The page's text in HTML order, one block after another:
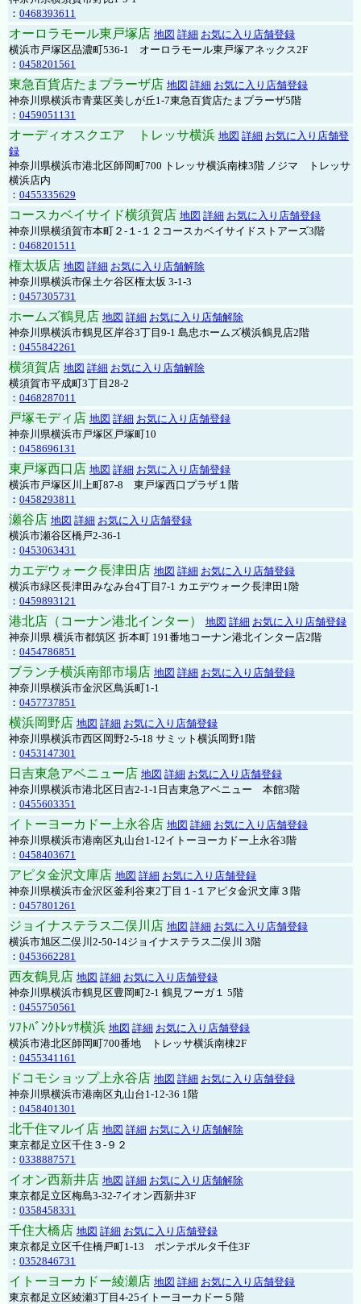
： 0468393611
オーロラモール東戸塚店 地図 詳細 お気に入り店舗登録
横浜市戸塚区品濃町536-1 オーロラモール東戸塚アネックス2F
： 0458201561
東急百貨店たまプラーザ店 地図 詳細 お気に入り店舗登録
神奈川県横浜市青葉区美しが丘1-7東急百貨店たまプラーザ5階
： 0459051131
オーディオスクエア トレッサ横浜 地図 詳細 お気に入り店舗登
録
神奈川県横浜市港北区師岡町700 トレッサ横浜南棟3階 ノジマ トレッサ
横浜店内
： 0455335629
コースカベイサイド横須賀店 地図 詳細 お気に入り店舗登録
神奈川県横須賀市本町２-１-１２コースカベイサイドストアーズ3階
： 0468201511
権太坂店 地図 詳細 お気に入り店舗解除
神奈川県横浜市保土ケ谷区権太坂 3-1-3
： 0457305731
ホームズ鶴見店 地図 詳細 お気に入り店舗解除
神奈川県横浜市鶴見区岸谷3丁目9-1 島忠ホームズ横浜鶴見店2階
： 0455842261
横須賀店 地図 詳細 お気に入り店舗解除
横須賀市平成町3丁目28-2
： 0468287011
戸塚モディ店 地図 詳細 お気に入り店舗登録
神奈川県横浜市戸塚区戸塚町10
： 0458696131
東戸塚西口店 地図 詳細 お気に入り店舗登録
横浜市戸塚区川上町87-8 東戸塚西口プラザ１階
： 0458293811
瀬谷店 地図 詳細 お気に入り店舗登録
横浜市瀬谷区橋戸2-36-1
： 0453063431
カエデウォーク長津田店 地図 詳細 お気に入り店舗登録
横浜市緑区長津田みなみ台4丁目7-1 カエデウォーク長津田1階
： 0459893121
港北店（コーナン港北インター） 地図 詳細 お気に入り店舗登録
神奈川県 横浜市都筑区 折本町 191番地コーナン港北インター店2階
： 0454786851
ブランチ横浜南部市場店 地図 詳細 お気に入り店舗登録
神奈川県横浜市金沢区鳥浜町1-1
： 0457737851
横浜岡野店 地図 詳細 お気に入り店舗登録
神奈川県横浜市西区岡野2-5-18 サミット横浜岡野1階
： 0453147301
日吉東急アベニュー店 地図 詳細 お気に入り店舗登録
神奈川県横浜市港北区日吉2-1-1日吉東急アベニュー 本館3階
： 0455603351
イトーヨーカドー上永谷店 地図 詳細 お気に入り店舗登録
神奈川県横浜市港南区丸山台1-12イトーヨーカドー上永谷3階
： 0458403671
アピタ金沢文庫店 地図 詳細 お気に入り店舗登録
神奈川県横浜市金沢区釜利谷東2丁目１-１アピタ金沢文庫３階
： 0457801261
ジョイナステラス二俣川店 地図 詳細 お気に入り店舗登録
横浜市旭区二俣川2-50-14ジョイナステラス二俣川 3階
： 0453662281
西友鶴見店 地図 詳細 お気に入り店舗登録
神奈川県横浜市鶴見区豊岡町2-1 鶴見フーガ１ 5階
： 0455750561
ｿﾌﾄﾊﾞﾝｸﾄﾚｯｻ横浜 地図 詳細 お気に入り店舗登録
横浜市港北区師岡町700番地 トレッサ横浜南棟2F
： 0455341161
ドコモショップ上永谷店 地図 詳細 お気に入り店舗登録
神奈川県横浜市港南区丸山台1-12-36 1階
： 0458401301
北千住マルイ店 地図 詳細 お気に入り店舗解除
東京都足立区千住３-９２
： 0338887571
イオン西新井店 地図 詳細 お気に入り店舗解除
東京都足立区梅島3-32-7イオン西新井3F
： 0358458331
千住大橋店 地図 詳細 お気に入り店舗登録
東京都足立区千住橋戸町1-13 ポンテポルタ千住3F
： 0352846731
イトーヨーカドー綾瀬店 地図 詳細 お気に入り店舗登録
東京都足立区綾瀬3丁目4-25イトーヨーカドー５階